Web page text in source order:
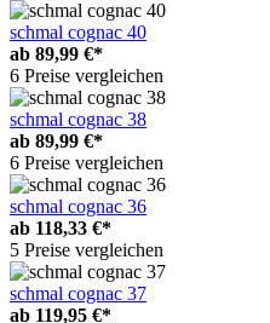
schmal cognac 40
ab 89,99 €*
6 Preise vergleichen
schmal cognac 38
ab 89,99 €*
6 Preise vergleichen
schmal cognac 36
ab 118,33 €*
5 Preise vergleichen
schmal cognac 37
ab 119,95 €*